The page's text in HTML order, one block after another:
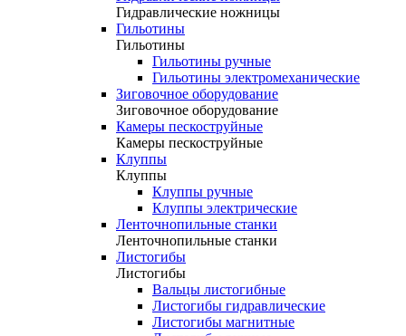
Гидравлические ножницы
Гильотины
Гильотины
Гильотины ручные
Гильотины электромеханические
Зиговочное оборудование
Зиговочное оборудование
Камеры пескоструйные
Камеры пескоструйные
Клуппы
Клуппы
Клуппы ручные
Клуппы электрические
Ленточнопильные станки
Ленточнопильные станки
Листогибы
Листогибы
Вальцы листогибные
Листогибы гидравлические
Листогибы магнитные